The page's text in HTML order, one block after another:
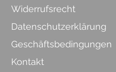
Widerrufsrecht
Datenschutzerklärung
Geschäftsbedingungen
Kontakt